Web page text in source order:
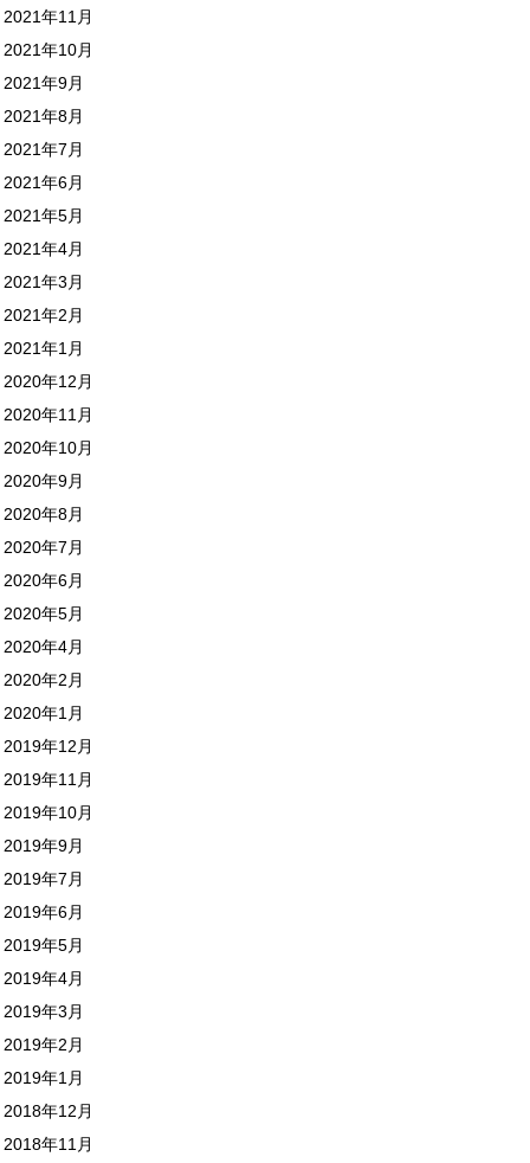
2021年11月
2021年10月
2021年9月
2021年8月
2021年7月
2021年6月
2021年5月
2021年4月
2021年3月
2021年2月
2021年1月
2020年12月
2020年11月
2020年10月
2020年9月
2020年8月
2020年7月
2020年6月
2020年5月
2020年4月
2020年2月
2020年1月
2019年12月
2019年11月
2019年10月
2019年9月
2019年7月
2019年6月
2019年5月
2019年4月
2019年3月
2019年2月
2019年1月
2018年12月
2018年11月